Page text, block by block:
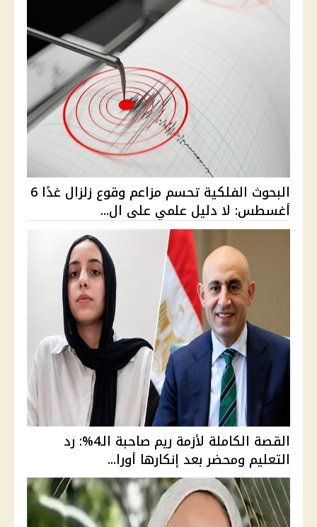
البحوث الفلكية تحسم مزاعم وقوع زلزال غدًا 6
أغسطس: لا دليل علمي على ال...
القصة الكاملة لأزمة ريم صاحبة الـ4%: رد
التعليم ومحضر بعد إنكارها أورا...